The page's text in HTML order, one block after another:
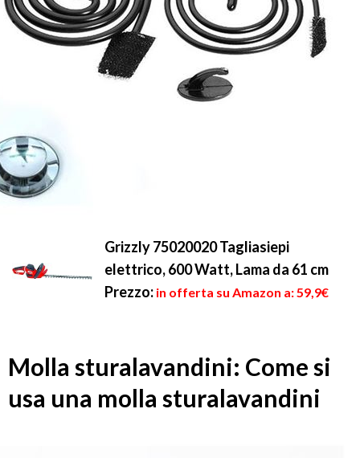
Grizzly 75020020 Tagliasiepi
elettrico, 600 Watt, Lama da 61 cm
Prezzo: in offerta su Amazon a: 59,9€
Molla sturalavandini: Come si
usa una molla sturalavandini